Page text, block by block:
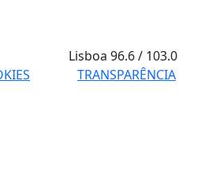
Lisboa96.6 / 103.0
TRANSPARÊNCIA